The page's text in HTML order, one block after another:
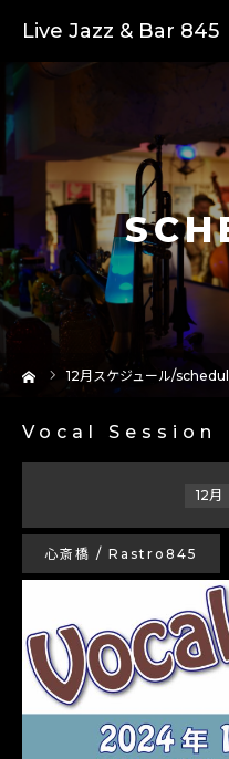
Live Jazz & Bar 845
12月スケジュール/
Vocal Session
12月
心斎橋 / Rastro845